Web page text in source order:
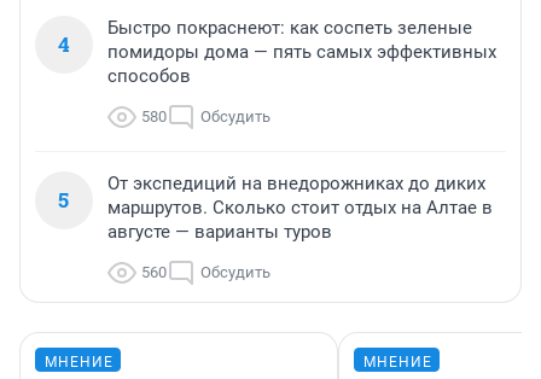
4
Быстро покраснеют: как соспеть зеленые
помидоры дома — пять самых эффективных
способов
580 Обсудить
5
От экспедиций на внедорожниках до диких
маршрутов. Сколько стоит отдых на Алтае в
августе — варианты туров
560 Обсудить
МНЕНИЕ МНЕНИЕ